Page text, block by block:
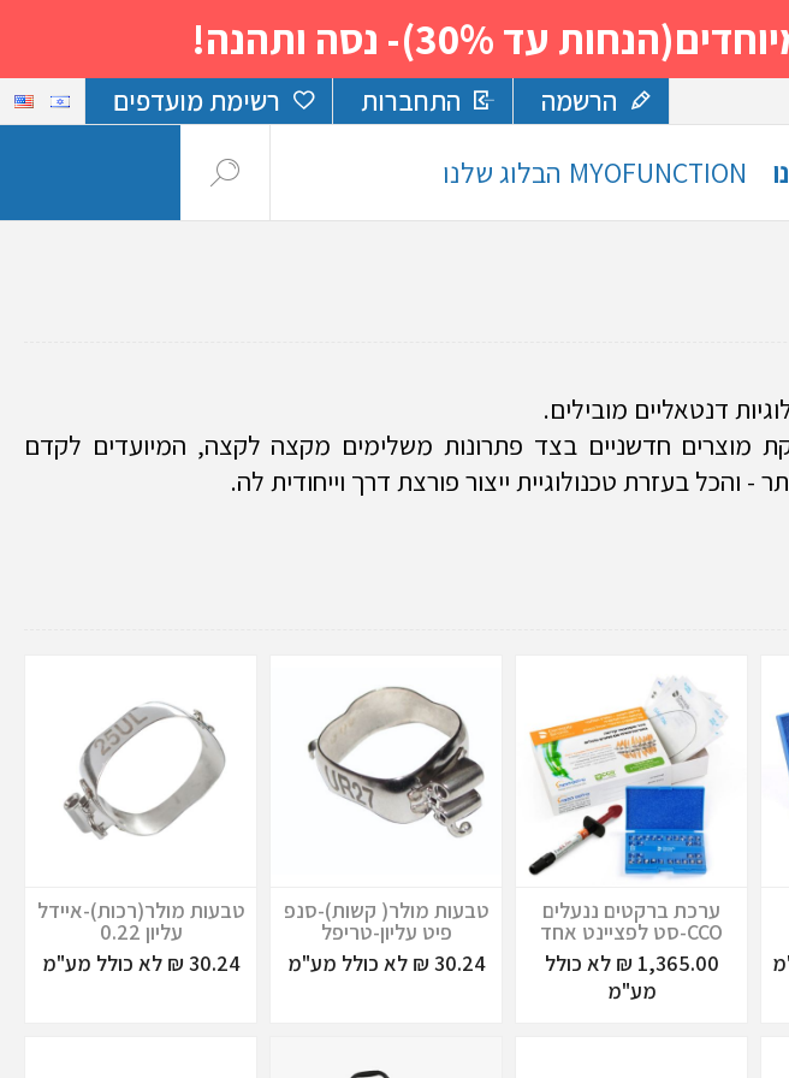
עד 30%)- נסה ותהנה!
הרשמה התחברות רשימת מועדפים
MYOFUNCTION הבלוג שלנו
דנטאליים מובילים.
מוצרים חדשניים בצד פתרונות משלימים מקצה לקצה, המיועדים לקדם
- והכל בעזרת טכנולוגיית ייצור פורצת דרך וייחודית לה.
ערכת ברקטים ננעלים
CCO-סט לפציינט אחד
1,365.00 ₪ לא כולל
מע"מ
טבעות מולר( קשות)-סנפ
פיט עליון-טריפל
30.24 ₪ לא כולל מע"מ
טבעות מולר(רכות)-איידל
עליון 0.22
30.24 ₪ לא כולל מע"מ